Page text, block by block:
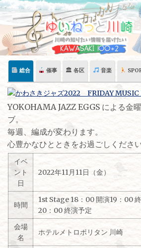
Skip
content
総合 催事 🏛 各区 音楽
YOKOHAMA JAZZ EGGS による金
ブ。
毎週、編成が変わります。
心豊かなひとときをお過ごしください
イベ
ント
日
2022年11月11日（金）
時間
1st Stage 18：00 開演19：00
20：00 終演予定
会場
名
ホテルメトロポリタン 川崎